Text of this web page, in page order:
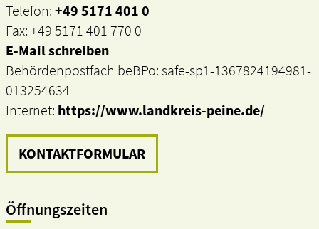
Telefon:+49 5171 401 0
Fax: +49 5171 401 770 0
E-Mail schreiben
Behördenpostfach beBPo: safe-sp1-1367824194981-
013254634
Internet: https://www.landkreis-peine.de/
KONTAKTFORMULAR
Öffnungszeiten